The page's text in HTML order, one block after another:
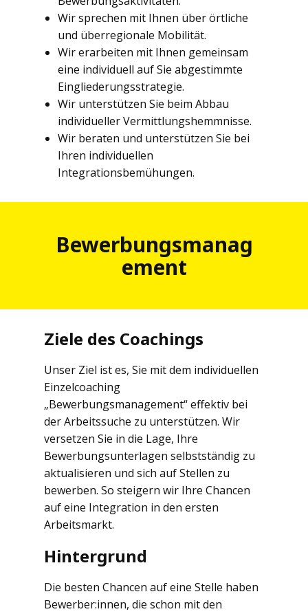
Wir sprechen mit Ihnen über örtliche
und überregionale Mobilität.
Wir erarbeiten mit Ihnen gemeinsam
eine individuell auf Sie abgestimmte
Eingliederungsstrategie.
Wir unterstützen Sie beim Abbau
individueller Vermittlungshemmnisse.
Wir beraten und unterstützen Sie bei
Ihren individuellen
Integrationsbemühungen.
Bewerbungsmanag
ement
Ziele des Coachings
Unser Ziel ist es, Sie mit dem individuellen
Einzelcoaching
„Bewerbungsmanagement“ effektiv bei
der Arbeitssuche zu unterstützen. Wir
versetzen Sie in die Lage, Ihre
Bewerbungsunterlagen selbstständig zu
aktualisieren und sich auf Stellen zu
bewerben. So steigern wir Ihre Chancen
auf eine Integration in den ersten
Arbeitsmarkt.
Hintergrund
Die besten Chancen auf eine Stelle haben
Bewerber:innen, die schon mit den